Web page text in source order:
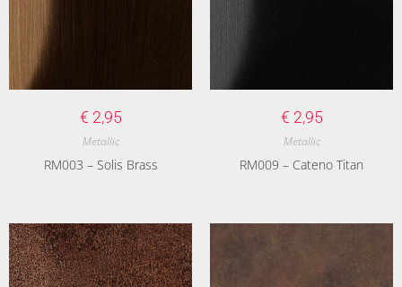
€ 2,95
Metallic
RM003 – Solis Brass
€ 2,95
Metallic
RM009 – Cateno Titan